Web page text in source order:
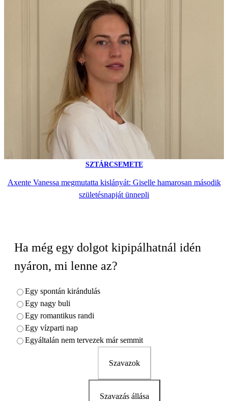
SZTÁRCSEMETE
Axente Vanessa megmutatta kislányát: Giselle hamarosan második
születésnapját ünnepli
Ha még egy dolgot kipipálhatnál idén
nyáron, mi lenne az?
Egy spontán kirándulás
Egy nagy buli
Egy romantikus randi
Egy vízparti nap
Egyáltalán nem tervezek már semmit
Szavazok
Szavazás állása